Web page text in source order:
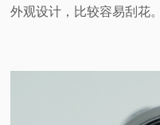
外观设计，比较容易刮花。